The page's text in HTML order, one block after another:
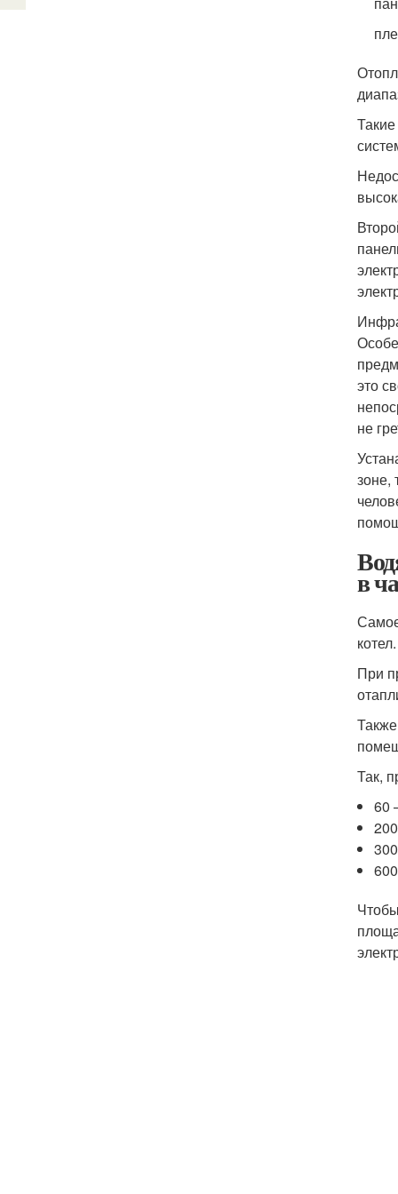
это
не
зоне,
в
котел.
При
Так,
60